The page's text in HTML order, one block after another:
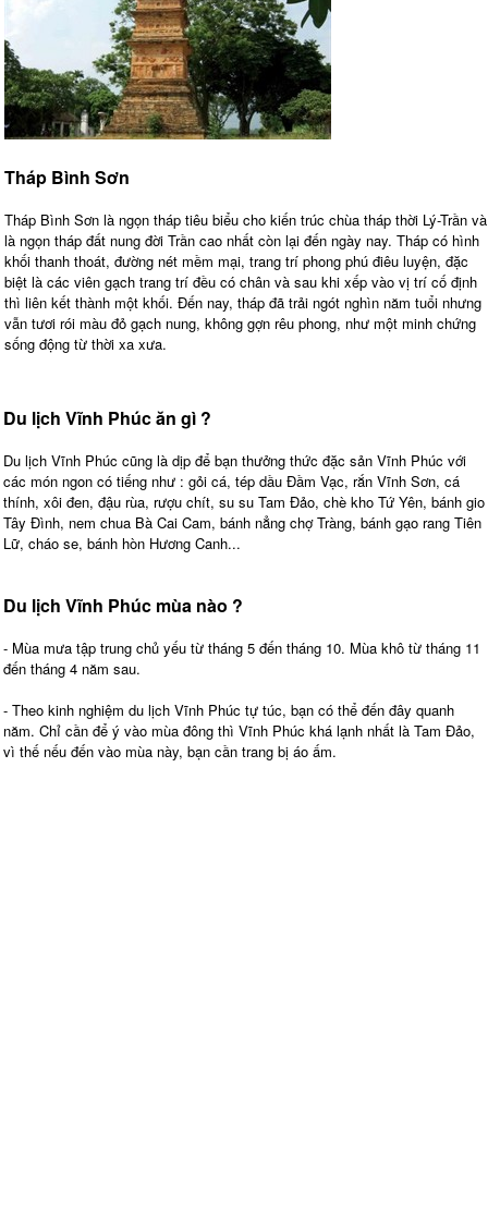
Tháp Bình Sơn
Tháp Bình Sơn là ngọn tháp tiêu biểu cho kiến trúc chùa tháp thời Lý-Trần và
là ngọn tháp đất nung đời Trần cao nhất còn lại đến ngày nay. Tháp có hình
khối thanh thoát, đường nét mềm mại, trang trí phong phú điêu luyện, đặc
biệt là các viên gạch trang trí đều có chân và sau khi xếp vào vị trí cố định
thì liên kết thành một khối. Đến nay, tháp đã trải ngót nghìn năm tuổi nhưng
vẫn tươi rói màu đỏ gạch nung, không gợn rêu phong, như một minh chứng
sống động từ thời xa xưa.
Du lịch Vĩnh Phúc ăn gì ?
Du lịch Vĩnh Phúc cũng là dịp để bạn thưởng thức đặc sản Vĩnh Phúc với
các món ngon có tiếng như : gỏi cá, tép dầu Đầm Vạc, rắn Vĩnh Sơn, cá
thính, xôi đen, đậu rùa, rượu chít, su su Tam Đảo, chè kho Tứ Yên, bánh gio
Tây Đình, nem chua Bà Cai Cam, bánh nẳng chợ Tràng, bánh gạo rang Tiên
Lữ, cháo se, bánh hòn Hương Canh...
Du lịch Vĩnh Phúc mùa nào ?
- Mùa mưa tập trung chủ yếu từ tháng 5 đến tháng 10. Mùa khô từ tháng 11
đến tháng 4 năm sau.
- Theo kinh nghiệm du lịch Vĩnh Phúc tự túc, bạn có thể đến đây quanh
năm. Chỉ cần để ý vào mùa đông thì Vĩnh Phúc khá lạnh nhất là Tam Đảo,
vì thế nếu đến vào mùa này, bạn cần trang bị áo ấm.